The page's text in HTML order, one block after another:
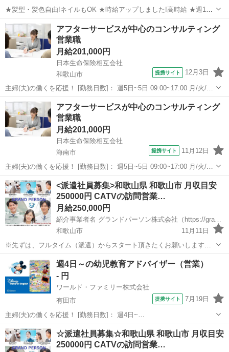
★髪型・髪色自由!ネイルもOK ★時給アップしました!高時給 ★週1～
OK、平日のみ・土日のみの勤務もOK!Wワーク・副業OK 【応募条
件】 ※18歳以上 ※土日or平日勤務できる方 ※簡単なPC操作が...
和歌山 和歌山市 営業
アフターサービスが中心のコンサルティング
営業職
月給201,000円
日本生命保険相互会社
和歌山市
提携サイト 12月3日
主婦(夫)の働くを応援！ [勤務日数]： 週5日~5日 09:00~17:00 月/火/水/
木/金 [勤務地・最寄駅]： 和歌山県和歌山市八番丁11 日本生命和歌山
八番丁ビル 8F ニッセイ・ライフプラザ和歌山 和歌山市...
和歌山 和歌山市 営業
アフターサービスが中心のコンサルティング
営業職
月給201,000円
日本生命保険相互会社
海南市
提携サイト 11月12日
主婦(夫)の働くを応援！ [勤務日数]： 週5日~5日 09:00~17:00 月/火/水/
木/金 [勤務地・最寄駅]： 和歌山県海南市 ※通勤圏にお住まいの方に
ご紹介しております。実際の勤務地は和歌山市内のライフプラザ...
和歌山 海南市 営業
<派遣社員募集>和歌山県 和歌山市 月収目安
250000円 CATVの訪問営業…
月給250,000円
紹介事業者名 グランドパーソン株式会社（https://grandperson.net/）
和歌山市
11月11日
※先ずは、フルタイム（派遣）からスタート頂きたくお願いします
(*^_^*) 最近出た情報です。弊社は、優良企業から募集を承っておりま
す。貴方様、ご知人様で興味を持たれた方がいらっしゃいましたら、
是非ともご紹介をお願いし...
和歌山市 時給
週4日～の幼児教育アドバイザー（営業）
- 円
ワールド・ファミリー株式会社
有田市
提携サイト 7月19日
主婦(夫)の働くを応援！ [勤務日数]： 週4日~
10:00~17:00/10:00~16:00/10:00~15:00/09:30~14:00 [勤務地・最寄
駅]： 和歌山県有田市 ※勤務エリア選択可 ワールド・フ...
和歌山 有田市 営業
☆派遣社員募集☆和歌山県 和歌山市 月収目安
250000円 CATVの訪問営業…